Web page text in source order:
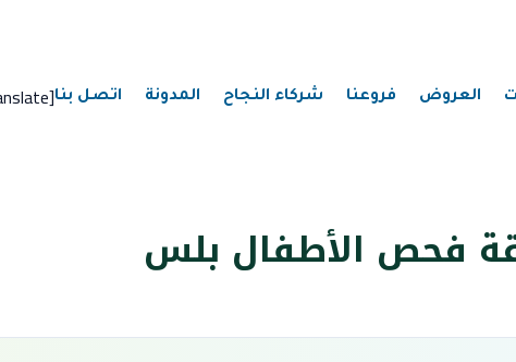
العروض فروعنا شركاء النجاح المدونة اتصل بنا[gtranslate]
فحص الأطفال بلس